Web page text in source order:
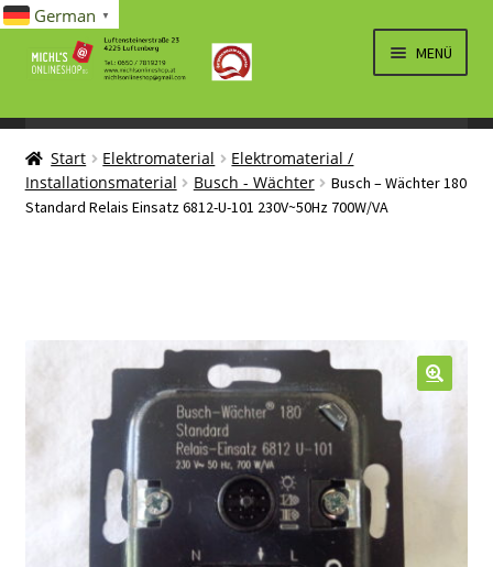
Navigation
Inhalt
MENÜ
SPIELWAREN/BAUSÄTZE
ÖFFNEN
ELEKTRO
ÖFFNEN
LÜFTUNG, HEIZUNG, KLIMA
Start Elektromaterial
Elektromaterial /
Installationsmaterial
Busch - Wächter
Busch – Wächter 180
Standard Relais Einsatz 6812-U-101 230V~50Hz 700W/VA
German ▼